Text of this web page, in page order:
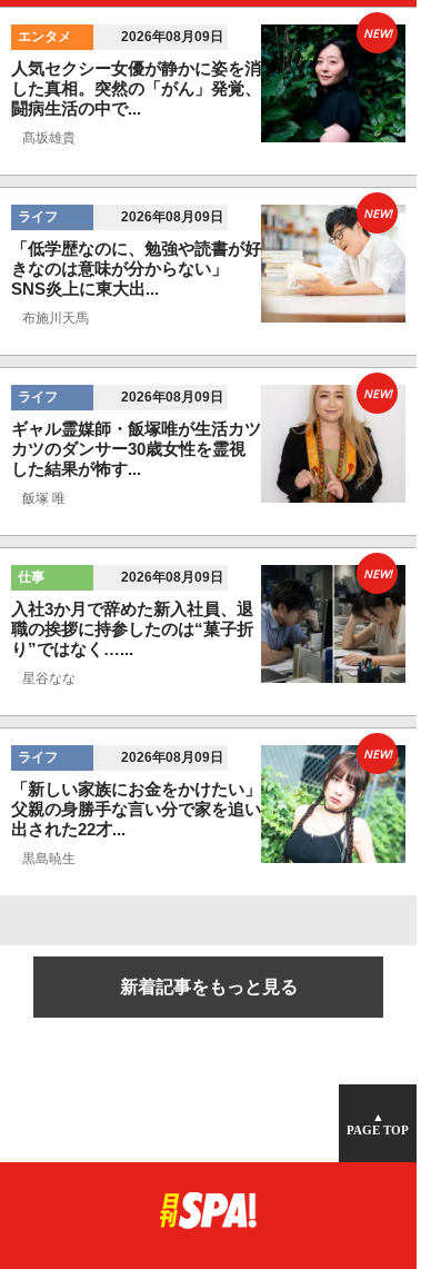
エンタメ 2026年08月09日
人気セクシー女優が静かに姿を消
した真相。突然の「がん」発覚、
闘病生活の中で...
髙坂雄貴
NEW!
ライフ 2026年08月09日
「低学歴なのに、勉強や読書が好
きなのは意味が分からない」
SNS炎上に東大出...
布施川天馬
NEW!
ライフ 2026年08月09日
ギャル霊媒師・飯塚唯が生活カツ
カツのダンサー30歳女性を霊視
した結果が怖す...
飯塚 唯
NEW!
仕事 2026年08月09日
入社3か月で辞めた新入社員、退
職の挨拶に持参したのは“菓子折
り”ではなく…...
星谷なな
NEW!
ライフ 2026年08月09日
「新しい家族にお金をかけたい」
父親の身勝手な言い分で家を追い
出された22才...
黒島暁生
NEW!
新着記事をもっと見る
▲
PAGE TOP